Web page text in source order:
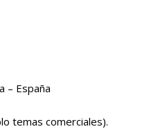
– España
temas comerciales).